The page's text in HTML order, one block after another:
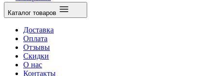
Каталог товаров
Доставка
Оплата
Отзывы
Скидки
О нас
Контакты